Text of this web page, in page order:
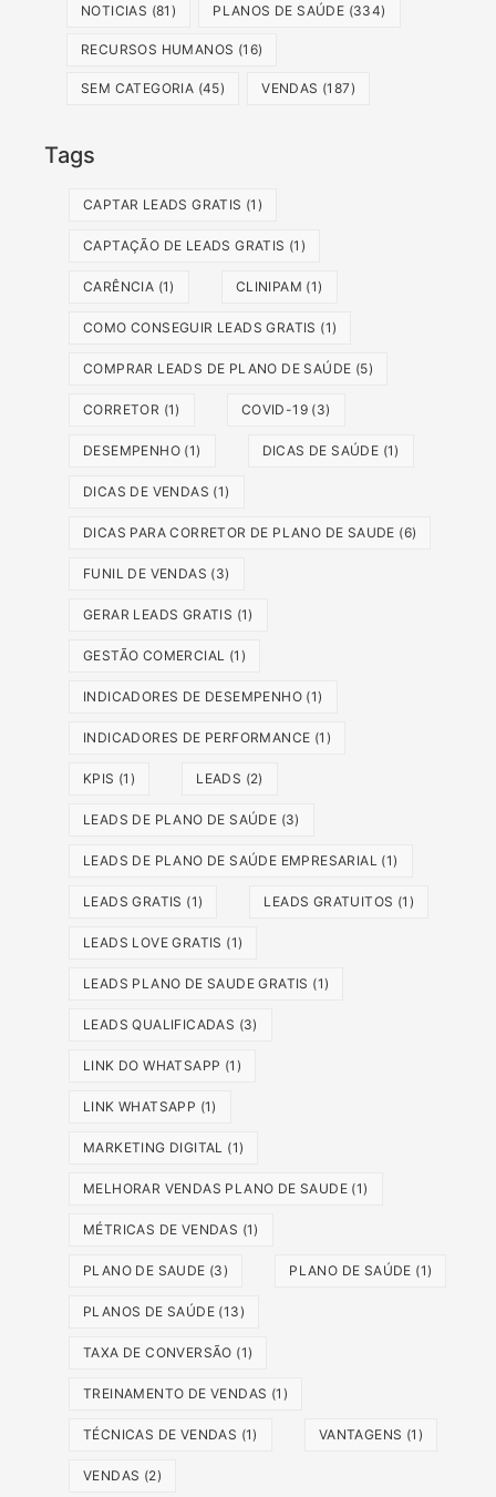
NOTICIAS (81) PLANOS DE SAÚDE (334)
RECURSOS HUMANOS (16)
SEM CATEGORIA (45) VENDAS (187)
Tags
CAPTAR LEADS GRATIS (1)
CAPTAÇÃO DE LEADS GRATIS (1)
CARÊNCIA (1) CLINIPAM (1)
COMO CONSEGUIR LEADS GRATIS (1)
COMPRAR LEADS DE PLANO DE SAÚDE (5)
CORRETOR (1) COVID-19 (3)
DESEMPENHO (1) DICAS DE SAÚDE (1)
DICAS DE VENDAS (1)
DICAS PARA CORRETOR DE PLANO DE SAUDE (6)
FUNIL DE VENDAS (3)
GERAR LEADS GRATIS (1)
GESTÃO COMERCIAL (1)
INDICADORES DE DESEMPENHO (1)
INDICADORES DE PERFORMANCE (1)
KPIS (1) LEADS (2)
LEADS DE PLANO DE SAÚDE (3)
LEADS DE PLANO DE SAÚDE EMPRESARIAL (1)
LEADS GRATIS (1) LEADS GRATUITOS (1)
LEADS LOVE GRATIS (1)
LEADS PLANO DE SAUDE GRATIS (1)
LEADS QUALIFICADAS (3)
LINK DO WHATSAPP (1)
LINK WHATSAPP (1)
MARKETING DIGITAL (1)
MELHORAR VENDAS PLANO DE SAUDE (1)
MÉTRICAS DE VENDAS (1)
PLANO DE SAUDE (3) PLANO DE SAÚDE (1)
PLANOS DE SAÚDE (13)
TAXA DE CONVERSÃO (1)
TREINAMENTO DE VENDAS (1)
TÉCNICAS DE VENDAS (1) VANTAGENS (1)
VENDAS (2)